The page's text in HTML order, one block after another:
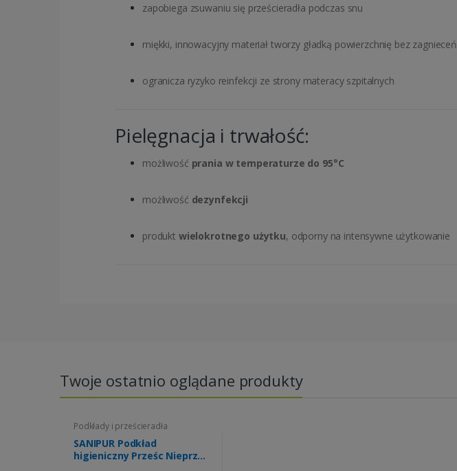
zapobiega zsuwaniu się prześcieradła podczas snu
miękki, innowacyjny materiał tworzy gładką powierzchnię bez zagnieceń
ogranicza ryzyko reinfekcji ze strony materacy szpitalnych
Pielęgnacja i trwałość:
możliwość prania w temperaturze do 95°C
możliwość dezynfekcji
produkt wielokrotnego użytku, odporny na intensywne użytkowanie
Twoje ostatnio oglądane produkty
Podkłady i prześcieradła
SANIPUR Podkład
higieniczny Prześc Nieprze.